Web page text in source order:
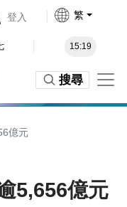
登入 繁
15:19
搜尋
億元
5,656億元